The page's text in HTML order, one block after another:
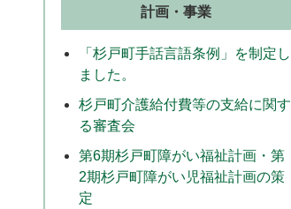
計画・事業
「杉戸町手話言語条例」を制定し
ました。
杉戸町介護給付費等の支給に関す
る審査会
第6期杉戸町障がい福祉計画・第
2期杉戸町障がい児福祉計画の策
定